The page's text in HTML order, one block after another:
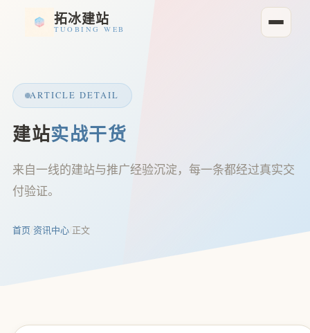
拓冰建站
TUOBING WEB
ARTICLE DETAIL
建站实战干货
来自一线的建站与推广经验沉淀，每一条都经过真实交
付验证。
首页/资讯中心/正文